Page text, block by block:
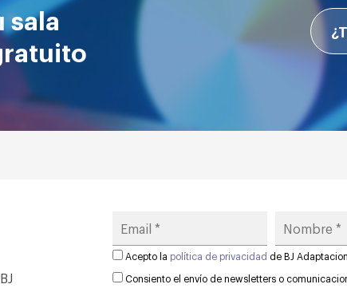
sala
Acepto la política de privacidad de BJ
Consiento el envío de newsletters o